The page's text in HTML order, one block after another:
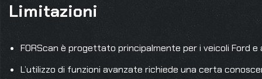
Limitazioni
FORScan è progettato principalmente per i veicoli Ford
L’utilizzo di funzioni avanzate richiede una certa